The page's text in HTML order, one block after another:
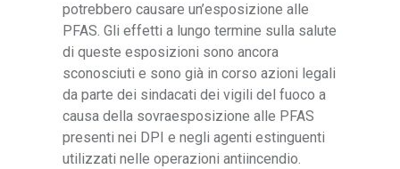
potrebbero causare un’esposizione alle
PFAS. Gli effetti a lungo termine sulla salute
di queste esposizioni sono ancora
sconosciuti e sono già in corso azioni legali
da parte dei sindacati dei vigili del fuoco a
causa della sovraesposizione alle PFAS
presenti nei DPI e negli agenti estinguenti
utilizzati nelle operazioni antiincendio.